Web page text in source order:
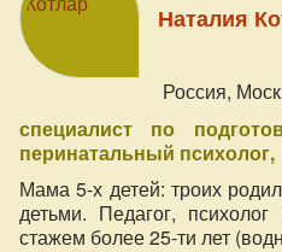
Наталия
Россия,
специалист по
перинатальный психолог
Мама 5-х детей: троих
детьми. Педагог,
стажем более 25-ти лет